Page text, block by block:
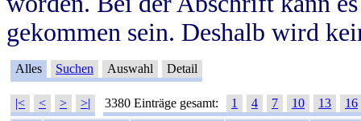
gekommen sein. Deshalb wird
Alles Suchen Auswahl Detail
|< < > >| 3380 Einträge gesamt: 1 4 7 10 13
16